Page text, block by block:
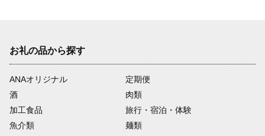
お礼の品から探す
ANAオリジナル
定期便
酒
肉類
加工食品
旅行・宿泊・体験
魚介類
麺類